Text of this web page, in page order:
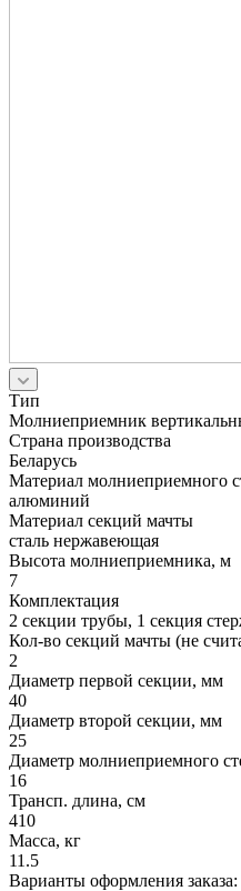
Тип
Молниеприемник
Страна производства
Беларусь
Материал молниеприемного
алюминий
Материал секций мачты
сталь нержавеющая
Высота молниеприемника, м
7
Комплектация
2 секции трубы, 1 секция
Кол-во секций мачты (не
2
Диаметр первой секции, мм
40
Диаметр второй секции, мм
25
Диаметр молниеприемного
16
Трансп. длина, см
410
Масса, кг
11.5
Варианты оформления заказа: